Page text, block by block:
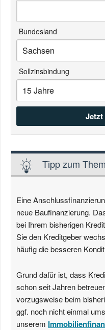
Bundesland
Sollzinsbindung
Tipp zum
Eine
neue Baufinanzierung.
bei Ihrem bisherigen
Sie den Kreditgeber
häufig die besseren
Grund dafür ist, dass
schon seit Jahren
vorzugsweise beim
ggf. noch nicht einmal
unserem